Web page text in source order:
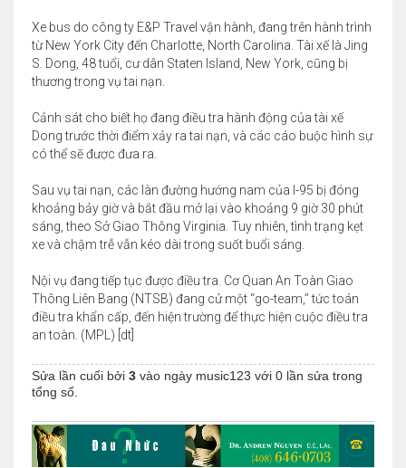
Xe bus do công ty E&P Travel vận hành, đang trên hành trình
từ New York City đến Charlotte, North Carolina. Tài xế là Jing
S. Dong, 48 tuổi, cư dân Staten Island, New York, cũng bị
thương trong vụ tai nạn.
Cảnh sát cho biết họ đang điều tra hành động của tài xế
Dong trước thời điểm xảy ra tai nạn, và các cáo buộc hình sự
có thể sẽ được đưa ra.
Sau vụ tai nạn, các làn đường hướng nam của I-95 bị đóng
khoảng bảy giờ và bắt đầu mở lại vào khoảng 9 giờ 30 phút
sáng, theo Sở Giao Thông Virginia. Tuy nhiên, tình trạng kẹt
xe và chậm trễ vẫn kéo dài trong suốt buổi sáng.
Nội vụ đang tiếp tục được điều tra. Cơ Quan An Toàn Giao
Thông Liên Bang (NTSB) đang cử một “go-team,” tức toán
điều tra khẩn cấp, đến hiện trường để thực hiện cuộc điều tra
an toàn. (MPL) [dt]
Sửa lần cuối bởi 3 vào ngày music123 với 0 lần sửa trong
tổng số.